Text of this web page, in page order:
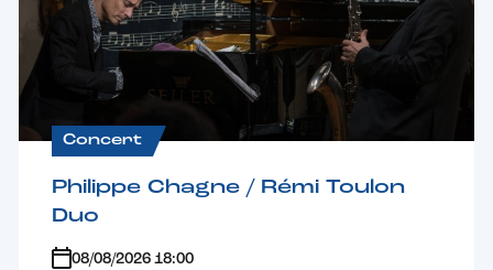
Concert
Philippe Chagne / Rémi Toulon
Duo
08/08/2026 18:00